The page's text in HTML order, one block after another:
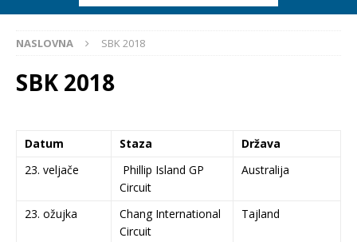
NASLOVNA SBK 2018
SBK 2018
Datum Staza
Država
23. veljače
Phillip Island GP
Circuit
Australija
23. ožujka
Chang International
Circuit
Tajland